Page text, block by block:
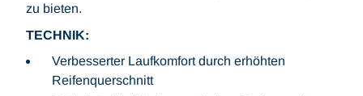
zu bieten.
TECHNIK:
Verbesserter Laufkomfort durch erhöhten
Reifenquerschnitt